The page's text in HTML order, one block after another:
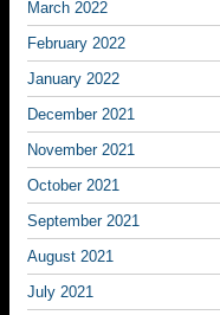
March 2022
February 2022
January 2022
December 2021
November 2021
October 2021
September 2021
August 2021
July 2021